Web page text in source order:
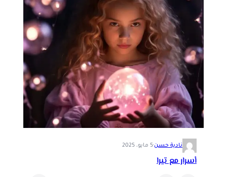
نادية حسن·5 مايو، 2025
أسرار مع تيرا